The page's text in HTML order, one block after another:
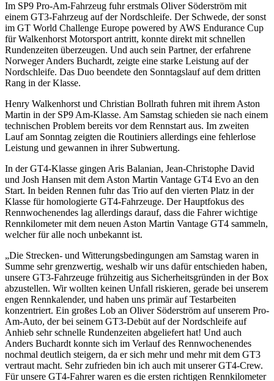
Im SP9 Pro-Am-Fahrzeug fuhr erstmals Oliver Söderström mit
einem GT3-Fahrzeug auf der Nordschleife. Der Schwede, der sonst
im GT World Challenge Europe powered by AWS Endurance Cup
für Walkenhorst Motorsport antritt, konnte direkt mit schnellen
Rundenzeiten überzeugen. Und auch sein Partner, der erfahrene
Norweger Anders Buchardt, zeigte eine starke Leistung auf der
Nordschleife. Das Duo beendete den Sonntagslauf auf dem dritten
Rang in der Klasse.
Henry Walkenhorst und Christian Bollrath fuhren mit ihrem Aston
Martin in der SP9 Am-Klasse. Am Samstag schieden sie nach einem
technischen Problem bereits vor dem Rennstart aus. Im zweiten
Lauf am Sonntag zeigten die Routiniers allerdings eine fehlerlose
Leistung und gewannen in ihrer Subwertung.
In der GT4-Klasse gingen Aris Balanian, Jean-Christophe David
und Josh Hansen mit dem Aston Martin Vantage GT4 Evo an den
Start. In beiden Rennen fuhr das Trio auf den vierten Platz in der
Klasse für homologierte GT4-Fahrzeuge. Der Hauptfokus des
Rennwochenendes lag allerdings darauf, dass die Fahrer wichtige
Rennkilometer mit dem neuen Aston Martin Vantage GT4 sammeln,
welcher für alle noch unbekannt ist.
„Die Strecken- und Witterungsbedingungen am Samstag waren in
Summe sehr grenzwertig, weshalb wir uns dafür entschieden haben,
unsere GT3-Fahrzeuge frühzeitig aus Sicherheitsgründen in der Box
abzustellen. Wir wollten keinen Unfall riskieren, gerade bei unserem
engen Rennkalender, und haben uns primär auf Testarbeiten
konzentriert. Ein großes Lob an Oliver Söderström auf unserem Pro-
Am-Auto, der bei seinem GT3-Debüt auf der Nordschleife auf
Anhieb sehr schnelle Rundenzeiten abgeliefert hat! Und auch
Anders Buchardt konnte sich im Verlauf des Rennwochenendes
nochmal deutlich steigern, da er sich mehr und mehr mit dem GT3
vertraut macht. Sehr zufrieden bin ich auch mit unserer GT4-Crew.
Für unsere GT4-Fahrer waren es die ersten richtigen Rennkilometer